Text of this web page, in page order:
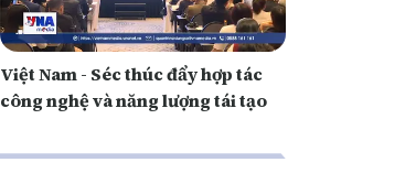
Việt Nam - Séc thúc đẩy hợp tác
công nghệ và năng lượng tái tạo